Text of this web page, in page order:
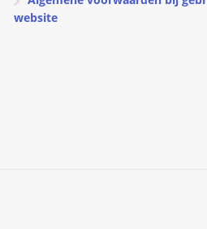
website